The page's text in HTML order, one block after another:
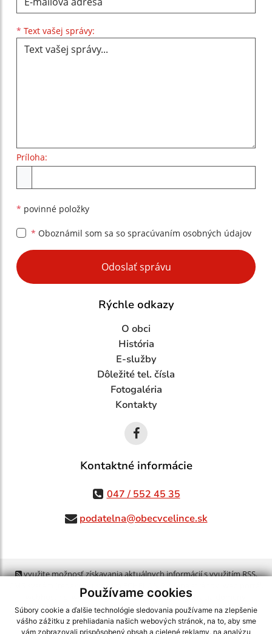
Používame cookies
Súbory cookie a ďalšie technológie sledovania používame na zlepšenie
vášho zážitku z prehliadania našich webových stránok, na to, aby sme
vám zobrazovali prispôsobený obsah a cielené reklamy, na analýzu
* Text vašej správy:
Príloha:
* povinné položky
* Oboznámil som sa so spracúvaním osobných údajov
Google reCaptcha Response
Odoslať správu
Rýchle odkazy
O obci
História
E-služby
Dôležité tel. čísla
Fotogaléria
Kontakty
Kontaktné informácie
047 / 552 45 35
podatelna@obecvcelince.sk
využite možnosť získavania aktuálnych informácií s využitím RSS,
CMS systém (redakčný) systém ECHELON 2, Mapa stránok
webex.digital, s.r.o.,domény,registrácia domény
spoločnosť webex.digital, s.r.o.,technický prevádzkovateľ